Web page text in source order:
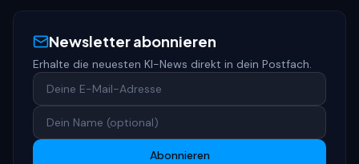
Newsletter abonnieren
Erhalte die neuesten KI-News direkt in dein Postfach.
Abonnieren